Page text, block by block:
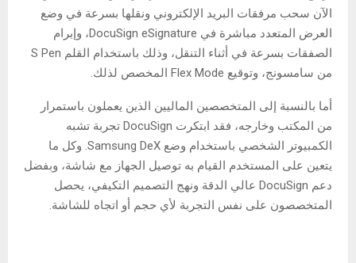
الآن سحب مرفقات البريد الإلكتروني ونقلها بسرعة في وضع
العرض المتعدد مباشرة في DocuSign eSignature، وإبرام
الصفقات بسرعة في أثناء التنقل، وذلك باستخدام القلم S Pen
من سامسونج، وتوقيع Flex Mode المخصص لذلك.
أما بالنسبة إلى المتخصصين الماليين الذين يعملون باستمرار
من المكتب وخارجه، فقد ابتكرت DocuSign تجربة تشبه
الكمبيوتر الشخصي باستخدام وضع Samsung DeX. وكل ما
يتعين على المستخدم القيام به توصيل الجهاز مع شاشة، وبفضل
دعم DocuSign عالي الدقة ونهج التصميم التكيفي، يحصل
المتخصصون على نفس التجربة لأي حجم أو اتجاه للشاشة.